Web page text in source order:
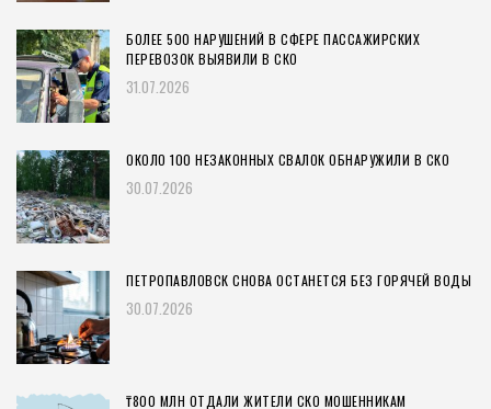
БОЛЕЕ 500 НАРУШЕНИЙ В СФЕРЕ ПАССАЖИРСКИХ
ПЕРЕВОЗОК ВЫЯВИЛИ В СКО
31.07.2026
ОКОЛО 100 НЕЗАКОННЫХ СВАЛОК ОБНАРУЖИЛИ В СКО
30.07.2026
ПЕТРОПАВЛОВСК СНОВА ОСТАНЕТСЯ БЕЗ ГОРЯЧЕЙ ВОДЫ
30.07.2026
₸800 МЛН ОТДАЛИ ЖИТЕЛИ СКО МОШЕННИКАМ